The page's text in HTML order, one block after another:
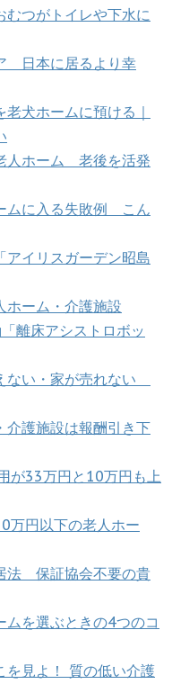
つがトイレや下水に
日本に居るより幸
犬ホームに預ける｜
人ホーム 老後を活発
ムに入る失敗例 こん
イリスガーデン昭島
ホーム・介護施設
離床アシストロボッ
ない・家が売れない
護施設は報酬引き下
が33万円と10万円も上
万円以下の老人ホー
法 保証協会不要の貴
ムを選ぶときの4つのコ
を見よ！ 質の低い介護